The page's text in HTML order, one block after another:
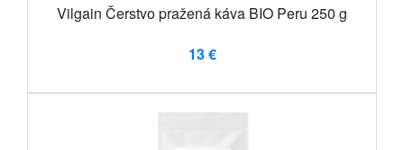
Vilgain Čerstvo pražená káva BIO Peru 250 g
13 €